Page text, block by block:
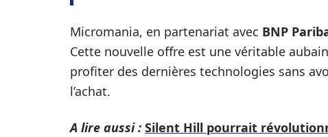
Micromania, en partenariat avec BNP
Cette nouvelle offre est une véritable
profiter des dernières technologies sans
l’achat.
A lire aussi : Silent Hill pourrait